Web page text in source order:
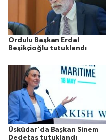
Ordulu Başkan Erdal
Beşikçioğlu tutuklandı
Üsküdar'da Başkan Sinem
Dedetaş tutuklandı